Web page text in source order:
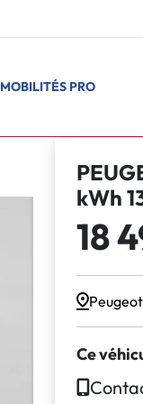
MOBILITÉS PRO
kWh
18
Ce